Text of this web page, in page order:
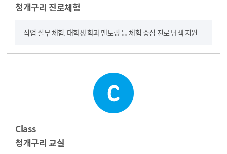
청개구리 진로체험
직업 실무 체험, 대학생 학과 멘토링 등 체험 중심 진로 탐색 지원
Class
청개구리 교실